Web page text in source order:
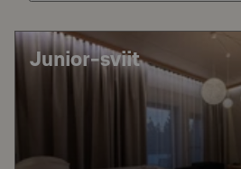
Junior-sviit